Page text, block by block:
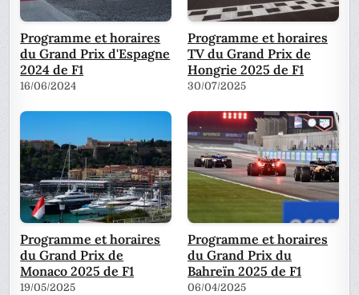
Programme et horaires
du Grand Prix d'Espagne
2024 de F1
16/06/2024
Programme et horaires
TV du Grand Prix de
Hongrie 2025 de F1
30/07/2025
Programme et horaires
du Grand Prix de
Monaco 2025 de F1
19/05/2025
Programme et horaires
du Grand Prix du
Bahreïn 2025 de F1
06/04/2025